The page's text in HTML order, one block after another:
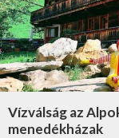
Vízválság az
menedékházak